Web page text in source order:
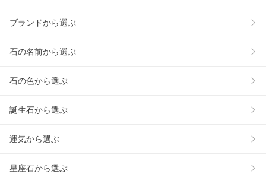
ブランドから選ぶ
石の名前から選ぶ
石の色から選ぶ
誕生石から選ぶ
運気から選ぶ
星座石から選ぶ